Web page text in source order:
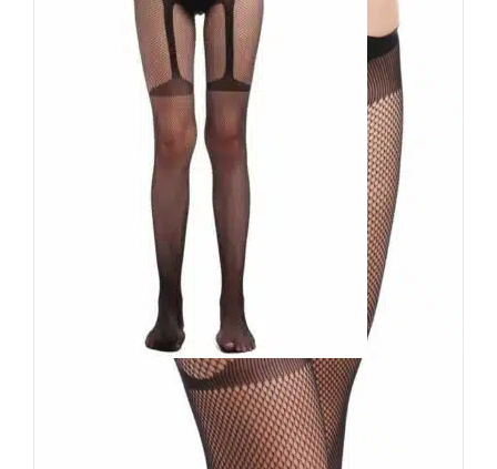
Erogance Strumpfhose Tanja
12,90€
Inkl. MwSt.